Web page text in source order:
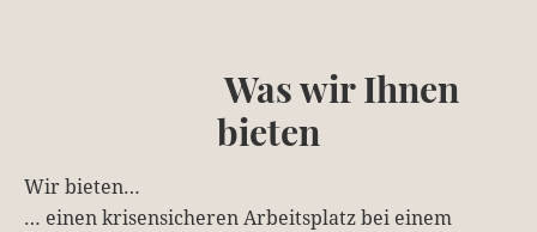
Was wir Ihnen
bieten
Wir bieten…
… einen krisensicheren Arbeitsplatz bei einem